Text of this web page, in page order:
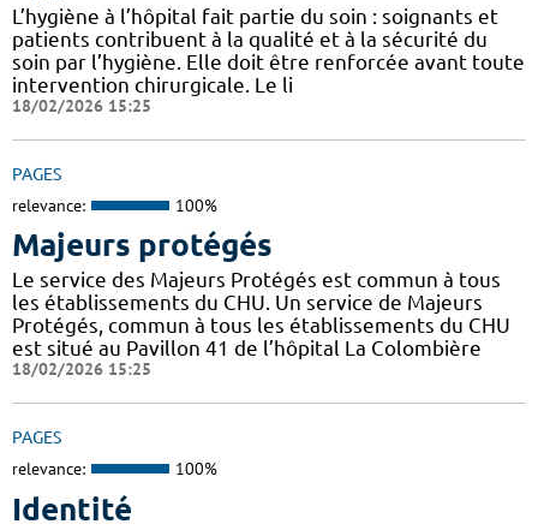
L’hygiène à l’hôpital fait partie du soin : soignants et
patients contribuent à la qualité et à la sécurité du
soin par l’hygiène. Elle doit être renforcée avant toute
intervention chirurgicale. Le li
18/02/2026 15:25
PAGES
relevance: 100%
Majeurs protégés
Le service des Majeurs Protégés est commun à tous
les établissements du CHU. Un service de Majeurs
Protégés, commun à tous les établissements du CHU
est situé au Pavillon 41 de l’hôpital La Colombière
18/02/2026 15:25
PAGES
relevance: 100%
Identité